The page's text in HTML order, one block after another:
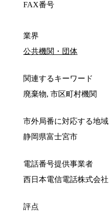
FAX番号
業界
公共機関・団体
関連するキーワード
廃棄物, 市区町村機関
市外局番に対応する地域
静岡県富士宮市
電話番号提供事業者
西日本電信電話株式会社
評点